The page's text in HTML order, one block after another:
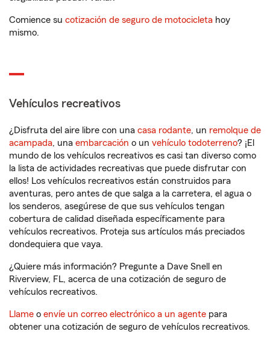
Comience su cotización de seguro de motocicleta hoy
mismo.
Vehículos recreativos
¿Disfruta del aire libre con una casa rodante, un remolque de
acampada, una embarcación o un vehículo todoterreno? ¡El
mundo de los vehículos recreativos es casi tan diverso como
la lista de actividades recreativas que puede disfrutar con
ellos! Los vehículos recreativos están construidos para
aventuras, pero antes de que salga a la carretera, el agua o
los senderos, asegúrese de que sus vehículos tengan
cobertura de calidad diseñada específicamente para
vehículos recreativos. Proteja sus artículos más preciados
dondequiera que vaya.
¿Quiere más información? Pregunte a Dave Snell en
Riverview, FL, acerca de una cotización de seguro de
vehículos recreativos.
Llame o envíe un correo electrónico a un agente para
obtener una cotización de seguro de vehículos recreativos.